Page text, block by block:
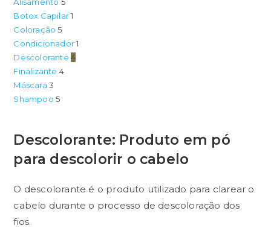
Botox Capilar 1
Coloração 5
Condicionador 1
Descolorante 4
Finalizante 4
Máscara 3
Shampoo 5
Descolorante: Produto em pó
para descolorir o cabelo
O descolorante é o produto utilizado para clarear o
cabelo durante o processo de descoloração dos
fios.